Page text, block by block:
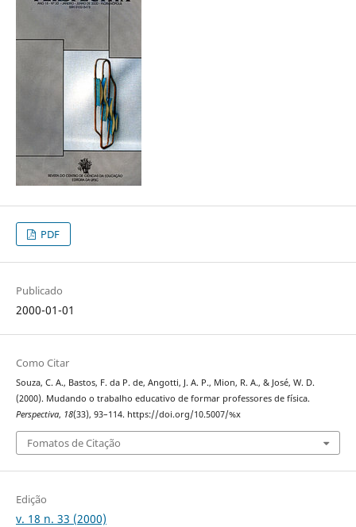
PDF
Publicado
2000-01-01
Como Citar
Souza, C. A., Bastos, F. da P. de, Angotti, J. A. P., Mion, R. A., & José, W. D.
(2000). Mudando o trabalho educativo de formar professores de física.
Perspectiva, 18(33), 93–114. https://doi.org/10.5007/%x
Fomatos de Citação
Edição
v. 18 n. 33 (2000)